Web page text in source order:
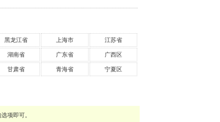
黑龙江省 上海市 江苏省
湖南省 广东省 广西区
甘肃省 青海省 宁夏区
项即可。